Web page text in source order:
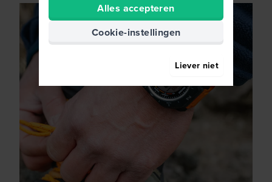
Alles accepteren
Cookie-instellingen
Liever niet